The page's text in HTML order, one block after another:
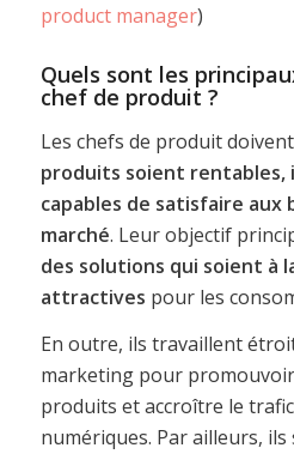
product manager)
Quels sont les
chef de produit ?
Les chefs de produit
produits soient rentables,
capables de satisfaire aux
marché. Leur objectif
des solutions qui soient à
attractives pour les
En outre, ils travaillent
marketing pour
produits et accroître le
numériques. Par ailleurs,